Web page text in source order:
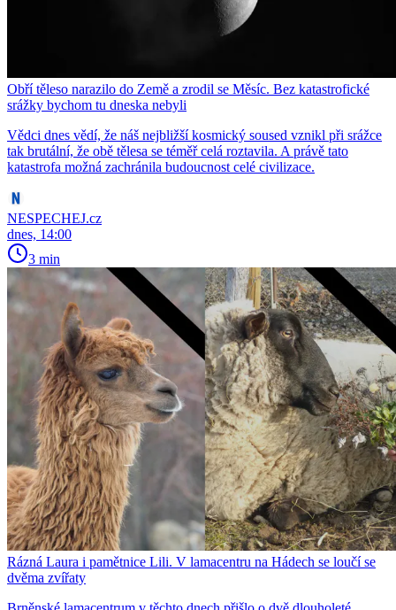
Obří těleso narazilo do Země a zrodil se Měsíc. Bez katastrofické
srážky bychom tu dneska nebyli
Vědci dnes vědí, že náš nejbližší kosmický soused vznikl při srážce
tak brutální, že obě tělesa se téměř celá roztavila. A právě tato
katastrofa možná zachránila budoucnost celé civilizace.
NESPECHEJ.cz
dnes, 14:00
3 min
Rázná Laura i pamětnice Lili. V lamacentru na Hádech se loučí se
dvěma zvířaty